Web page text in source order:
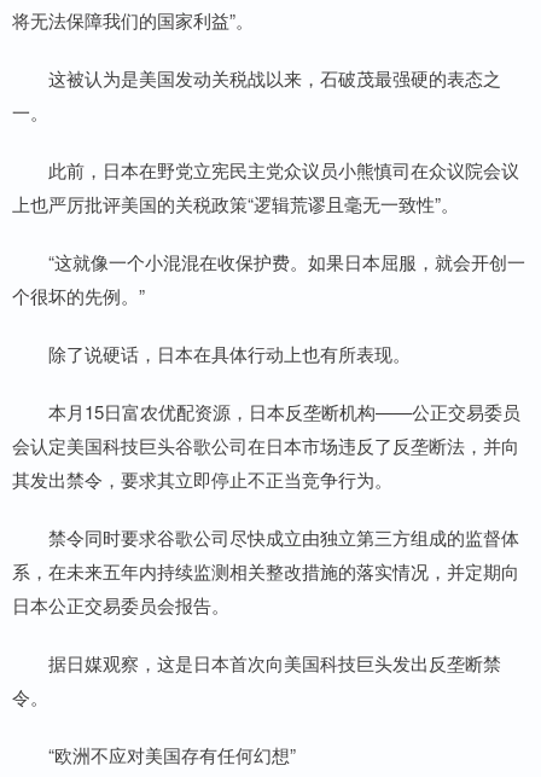
将无法保障我们的国家利益”。
这被认为是美国发动关税战以来，石破茂最强硬的表态之
一。
此前，日本在野党立宪民主党众议员小熊慎司在众议院会议
上也严厉批评美国的关税政策“逻辑荒谬且毫无一致性”。
“这就像一个小混混在收保护费。如果日本屈服，就会开创一
个很坏的先例。”
除了说硬话，日本在具体行动上也有所表现。
本月15日富农优配资源，日本反垄断机构——公正交易委员
会认定美国科技巨头谷歌公司在日本市场违反了反垄断法，并向
其发出禁令，要求其立即停止不正当竞争行为。
禁令同时要求谷歌公司尽快成立由独立第三方组成的监督体
系，在未来五年内持续监测相关整改措施的落实情况，并定期向
日本公正交易委员会报告。
据日媒观察，这是日本首次向美国科技巨头发出反垄断禁
令。
“欧洲不应对美国存有任何幻想”